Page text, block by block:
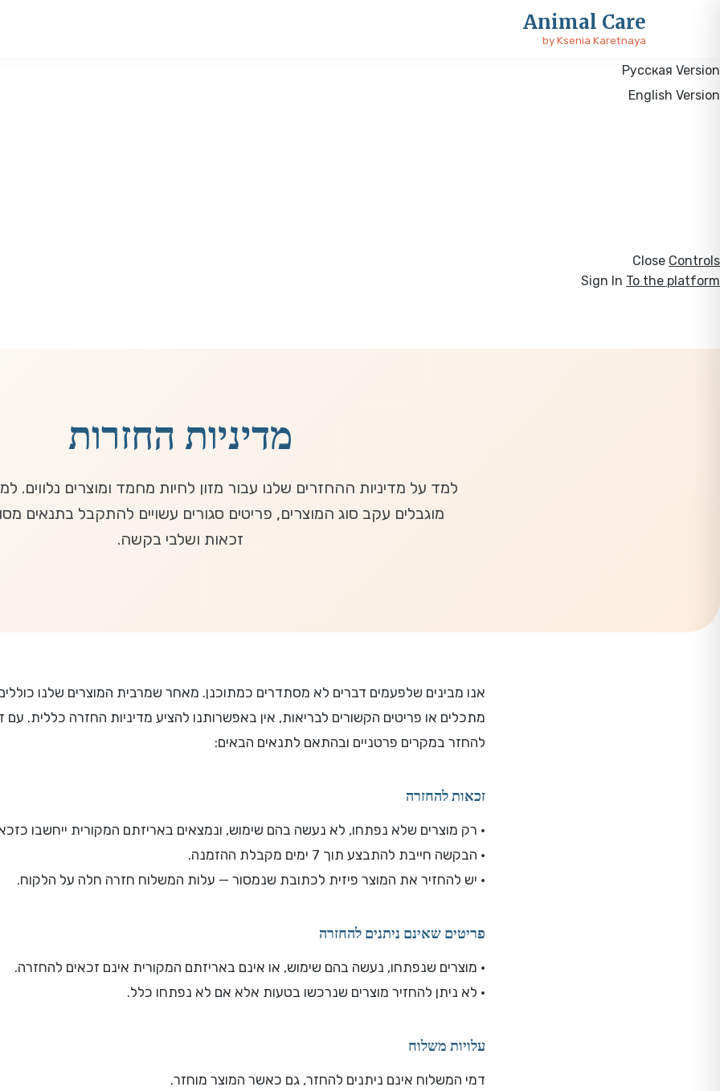
Русская Version
English Version
Close Controls
Animal Care
by Ksenia Karetnaya
Sign In To the platform
מדיניות החזרות
למד על מדיניות ההחזרים שלנו עבור מזון לחיות מחמד ומוצרים נלווים.
מוגבלים עקב סוג המוצרים, פריטים סגורים עשויים להתקבל בתנאים
זכאות ושלבי בקשה.
אנו מבינים שלפעמים דברים לא מסתדרים כמתוכנן. מאחר שמרבית המוצרים שלנו כוללים
מתכלים או פריטים הקשורים לבריאות, אין באפשרותנו להציע מדיניות החזרה כללית.
להחזר במקרים פרטניים ובהתאם לתנאים הבאים:
זכאות להחזרה
• רק מוצרים שלא נפתחו, לא נעשה בהם שימוש, ונמצאים באריזתם המקורית ייחשבו
• הבקשה חייבת להתבצע תוך 7 ימים מקבלת ההזמנה.
• יש להחזיר את המוצר פיזית לכתובת שנמסור — עלות המשלוח חזרה חלה על הלקוח.
פריטים שאינם ניתנים להחזרה
• מוצרים שנפתחו, נעשה בהם שימוש, או אינם באריזתם המקורית אינם זכאים להחזרה.
• לא ניתן להחזיר מוצרים שנרכשו בטעות אלא אם לא נפתחו כלל.
עלויות משלוח
דמי המשלוח אינם ניתנים להחזר, גם כאשר המוצר מוחזר.